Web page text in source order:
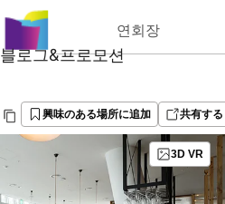
연회장
블로그&프로모션
興味のある場所に追加 共有する
3D VR